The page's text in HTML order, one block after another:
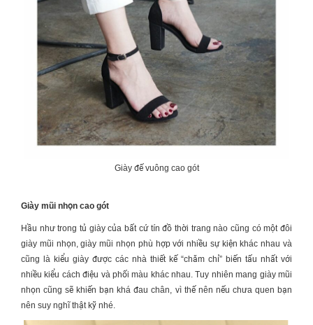
Giày đế vuông cao gót
Giày mũi nhọn cao gót
Hầu như trong tủ giày của bất cứ tín đồ thời trang nào cũng có một đôi
giày mũi nhọn, giày mũi nhọn phù hợp với nhiều sự kiện khác nhau và
cũng là kiểu giày được các nhà thiết kế “chăm chỉ” biến tấu nhất với
nhiều kiểu cách điệu và phối màu khác nhau. Tuy nhiên mang giày mũi
nhọn cũng sẽ khiến bạn khá đau chân, vì thế nên nếu chưa quen bạn
nên suy nghĩ thật kỹ nhé.